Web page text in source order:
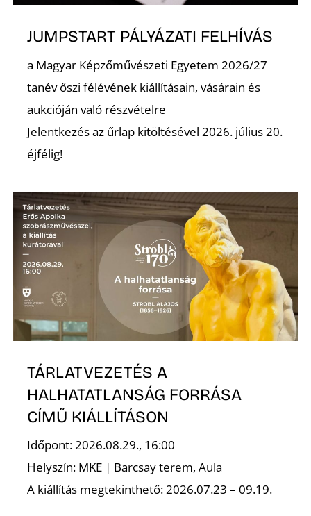
JUMPSTART PÁLYÁZATI FELHÍVÁS
a Magyar Képzőművészeti Egyetem 2026/27
tanév őszi félévének kiállításain, vásárain és
aukcióján való részvételre
Jelentkezés az űrlap kitöltésével 2026. július 20.
éjfélig!
TÁRLATVEZETÉS A
HALHATATLANSÁG FORRÁSA
CÍMŰ KIÁLLÍTÁSON
Időpont: 2026.08.29., 16:00
Helyszín: MKE | Barcsay terem, Aula
A kiállítás megtekinthető: 2026.07.23 – 09.19.